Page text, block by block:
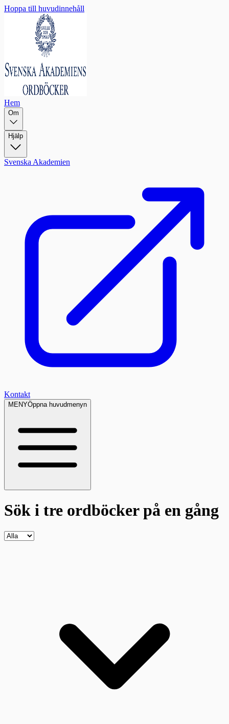
Hoppa till huvudinnehåll
Hem
Om
Hjälp
Svenska Akademien
Kontakt
MENYÖppna huvudmenyn
Sök i tre ordböckerpå en gång